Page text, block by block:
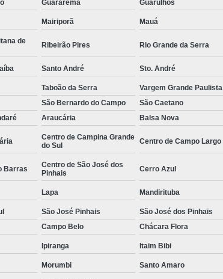
Empresa
Empresa
Empresa
Empresa
Empresa
Empresa de
Empresa
Empresa de
Empresa
Guararema Guarulhos
Mairiporã Mauá
de
Ribeirão Pires Rio Grande da Serra
Santo André Sto. André
Taboão da Serra
Vargem Grande Paulista
São Bernardo do Campo São Caetano
Araucária Balsa Nova
Centro de Campina Grande
do Sul
Centro de Campo Largo
Barras
Centro de São José dos
Pinhais
Cerro Azul
Lapa Mandirituba
São José Pinhais São José dos Pinhais
Campo Belo Chácara Flora
Ipiranga Itaim Bibi
Morumbi Santo Amaro